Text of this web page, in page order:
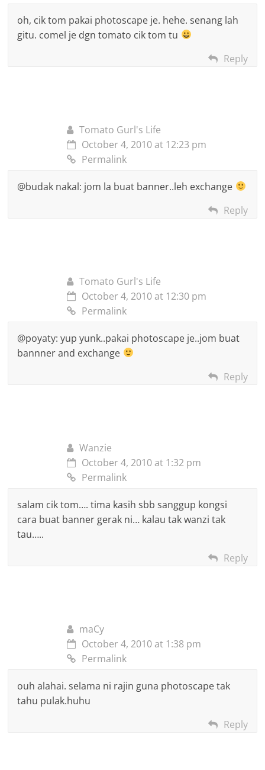
oh, cik tom pakai photoscape je. hehe. senang lah
gitu. comel je dgn tomato cik tom tu
Reply
Tomato Gurl's Life
October 4, 2010 at 12:23 pm
Permalink
@budak nakal: jom la buat banner..leh exchange
Reply
Tomato Gurl's Life
October 4, 2010 at 12:30 pm
Permalink
@poyaty: yup yunk..pakai photoscape je..jom buat
bannner and exchange
Reply
Wanzie
October 4, 2010 at 1:32 pm
Permalink
salam cik tom…. tima kasih sbb sanggup kongsi
cara buat banner gerak ni… kalau tak wanzi tak
tau…..
Reply
maCy
October 4, 2010 at 1:38 pm
Permalink
ouh alahai. selama ni rajin guna photoscape tak
tahu pulak.huhu
Reply